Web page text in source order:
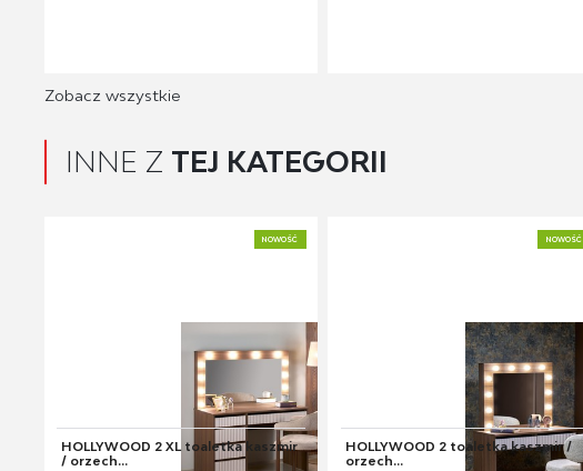
Zobacz wszystkie
INNE Z TEJ KATEGORII
NOWOŚĆ
HOLLYWOOD 2 XL toaletka kaszmir
/ orzech...
NOWOŚĆ
HOLLYWOOD 2 toaletka kaszmir /
orzech...